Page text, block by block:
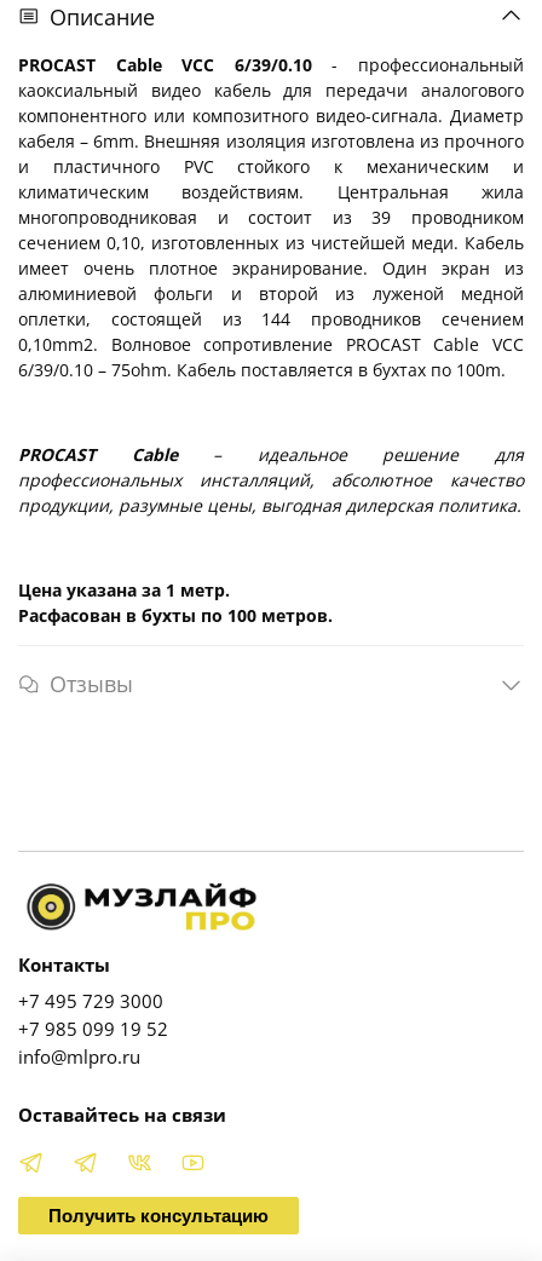
Описание
PROCAST Cable VCC 6/39/0.10- профессиональный
каоксиальный видео кабель для передачи аналогового
компонентного или композитного видео-сигнала. Диаметр
кабеля – 6mm. Внешняя изоляция изготовлена из прочного
и пластичного PVC стойкого к механическим и
климатическим воздействиям. Центральная жила
многопроводниковая и состоит из 39 проводником
сечением 0,10, изготовленных из чистейшей меди. Кабель
имеет очень плотное экранирование. Один экран из
алюминиевой фольги и второй из луженой медной
оплетки, состоящей из 144 проводников сечением
0,10mm2. Волновое сопротивление PROCAST Cable VCC
6/39/0.10 – 75ohm. Кабель поставляется в бухтах по 100m.
PROCAST Cable
– идеальное решение для
профессиональных инсталляций, абсолютное качество
продукции, разумные цены, выгодная дилерская политика.
Цена указана за 1 метр.
Расфасован в бухты по 100 метров.
Отзывы
Контакты
+7 495 729 3000
+7 985 099 19 52
info@mlpro.ru
Оставайтесь на связи
Получить консультацию